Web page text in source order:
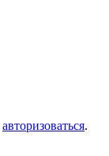
авторизоваться.